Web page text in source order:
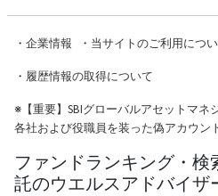
・ 企業情報 ・ 当サイトのご利用につ
・ 履歴情報の取得について
※【重要】SBIグローバルアセットマネ
各社および役職員を装った偽アカウン
ファンドランキング・
託のウエルスアドバイザ